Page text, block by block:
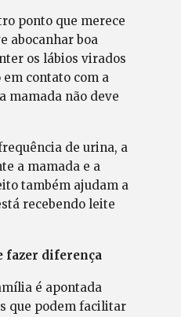
ponto que merece
abocanhar boa
os lábios virados
contato com a
mamada não deve
de urina, a
a mamada e a
também ajudam a
recebendo leite
fazer diferença
é apontada
que podem facilitar